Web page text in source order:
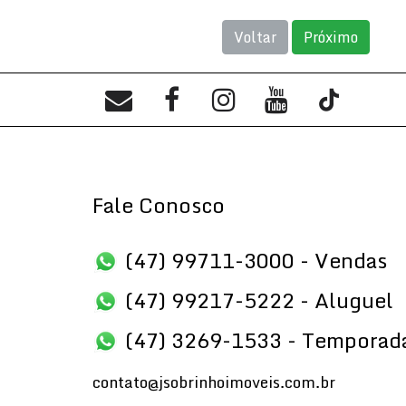
Voltar Próximo
Fale Conosco
(47) 99711-3000 - Vendas
(47) 99217-5222 - Aluguel
(47) 3269-1533 -
contato@jsobrinhoimoveis.com.br